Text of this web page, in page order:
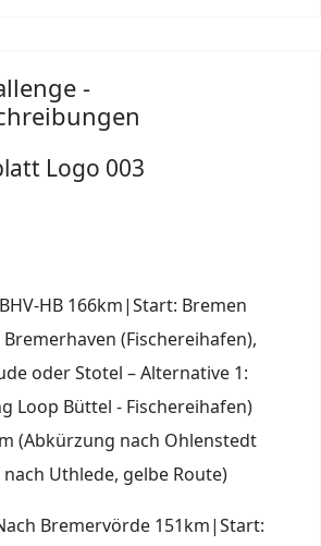
-
HB 166km|Start: Bremen
(Fischereihafen),
oder Stotel – Alternative 1:
Loop Büttel - Fischereihafen)
(Abkürzung nach Ohlenstedt
Uthlede, gelbe Route)
Bremervörde 151km|Start: